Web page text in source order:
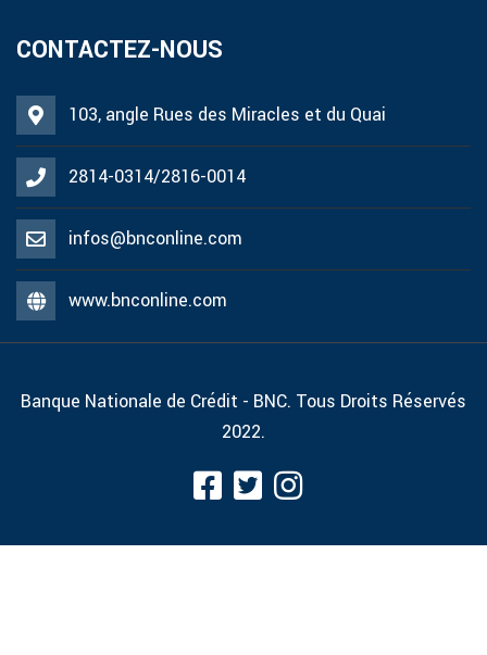
CONTACTEZ-NOUS
103, angle Rues des Miracles et du Quai
2814-0314/2816-0014
infos@bnconline.com
www.bnconline.com
Banque Nationale de Crédit - BNC. Tous Droits Réservés
2022.